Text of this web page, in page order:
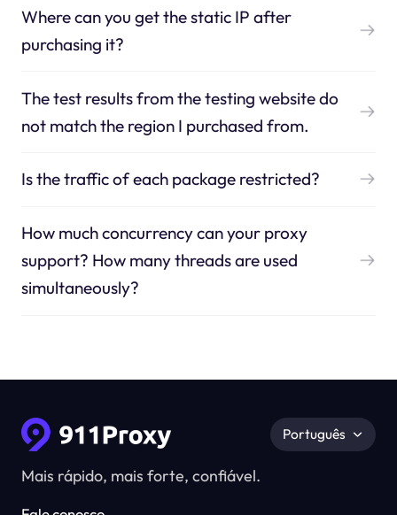
Where can you get the static IP after
purchasing it?
The test results from the testing website do
not match the region I purchased from.
Is the traffic of each package restricted?
How much concurrency can your proxy
support? How many threads are used
simultaneously?
Mais rápido, mais forte, confiável.
Português